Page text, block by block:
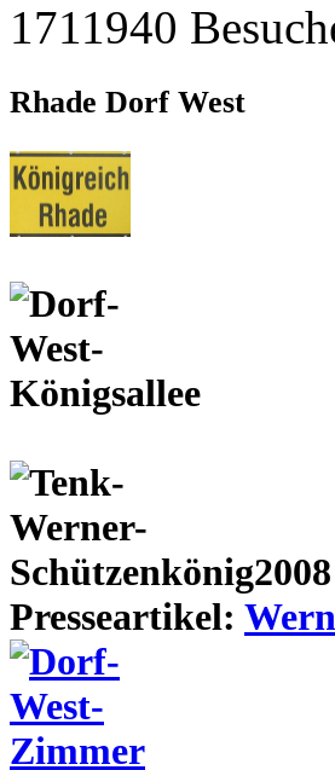
1711940
Rhade Dorf West
Presseartikel: